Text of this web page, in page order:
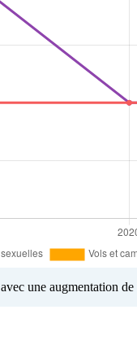
avec une augmentation de